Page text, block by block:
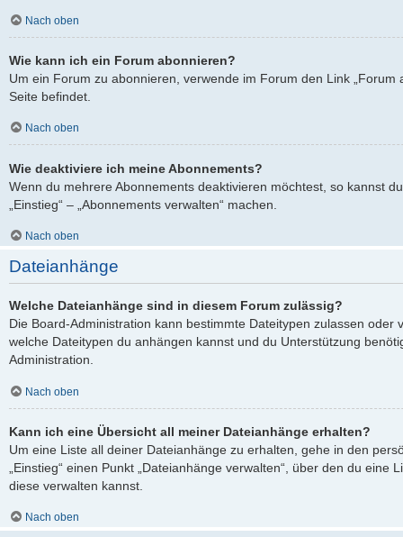
Nach oben
Wie kann ich ein Forum abonnieren?
Um ein Forum zu abonnieren, verwende im Forum den Link „Forum
Seite befindet.
Nach oben
Wie deaktiviere ich meine Abonnements?
Wenn du mehrere Abonnements deaktivieren möchtest, so kannst
„Einstieg“ – „Abonnements verwalten“ machen.
Nach oben
Dateianhänge
Welche Dateianhänge sind in diesem Forum zulässig?
Die Board-Administration kann bestimmte Dateitypen zulassen oder
welche Dateitypen du anhängen kannst und du Unterstützung
Administration.
Nach oben
Kann ich eine Übersicht all meiner Dateianhänge erhalten?
Um eine Liste all deiner Dateianhänge zu erhalten, gehe in den
„Einstieg“ einen Punkt „Dateianhänge verwalten“, über den du
diese verwalten kannst.
Nach oben